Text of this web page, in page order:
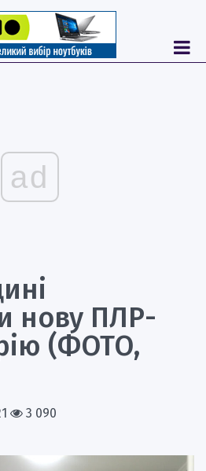
ad
нову ПЛР-
(ФОТО,
3 090